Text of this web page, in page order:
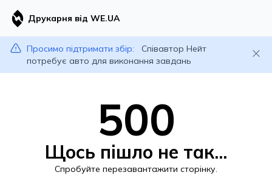
Друкарня від WE.UA
Просимо підтримати збір:
Співавтор Нейт
потребує авто для виконання завдань
500
Щось пішло не так...
Спробуйте перезавантажити сторінку.